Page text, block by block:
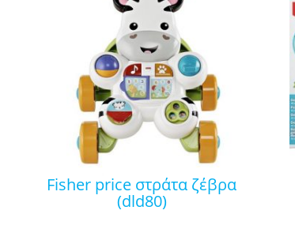
fisher price στράτα ζέβρα
(dld80)